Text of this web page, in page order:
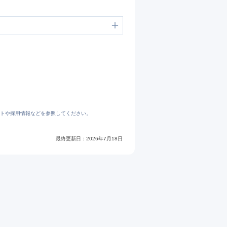
や採用情報などを参照してください。
最終更新日： 2026年7月18日